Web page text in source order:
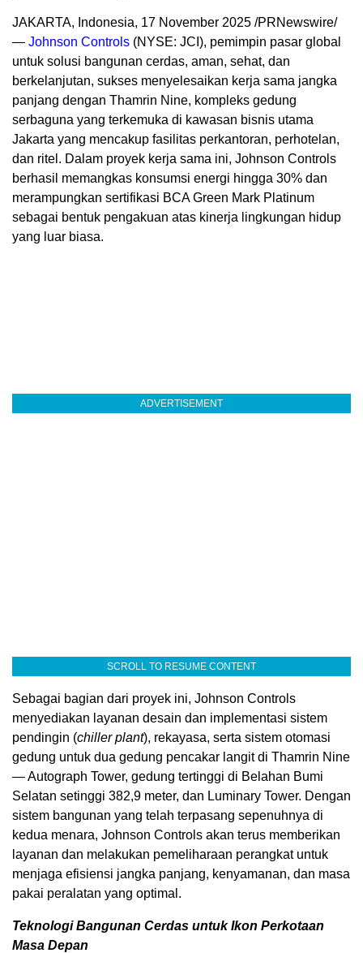
JAKARTA, Indonesia, 17 November 2025 /PRNewswire/
— Johnson Controls (NYSE: JCI), pemimpin pasar global
untuk solusi bangunan cerdas, aman, sehat, dan
berkelanjutan, sukses menyelesaikan kerja sama jangka
panjang dengan Thamrin Nine, kompleks gedung
serbaguna yang terkemuka di kawasan bisnis utama
Jakarta yang mencakup fasilitas perkantoran, perhotelan,
dan ritel. Dalam proyek kerja sama ini, Johnson Controls
berhasil memangkas konsumsi energi hingga 30% dan
merampungkan sertifikasi BCA Green Mark Platinum
sebagai bentuk pengakuan atas kinerja lingkungan hidup
yang luar biasa.
ADVERTISEMENT
SCROLL TO RESUME CONTENT
Sebagai bagian dari proyek ini, Johnson Controls
menyediakan layanan desain dan implementasi sistem
pendingin (chiller plant), rekayasa, serta sistem otomasi
gedung untuk dua gedung pencakar langit di Thamrin Nine
— Autograph Tower, gedung tertinggi di Belahan Bumi
Selatan setinggi 382,9 meter, dan Luminary Tower. Dengan
sistem bangunan yang telah terpasang sepenuhnya di
kedua menara, Johnson Controls akan terus memberikan
layanan dan melakukan pemeliharaan perangkat untuk
menjaga efisiensi jangka panjang, kenyamanan, dan masa
pakai peralatan yang optimal.
Teknologi Bangunan Cerdas untuk Ikon Perkotaan
Masa Depan